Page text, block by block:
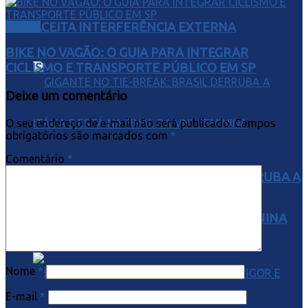
ACEITA INTERFERÊNCIA EXTERNA
GIGANTE NO TIE-BREAK: BRASIL DERRUBA A
ITÁLIA E ESTÁ NA FINAL DA VNL FEMININA
BIKE NO VAGÃO: O GUIA PARA INTEGRAR
CICLISMO E TRANSPORTE PÚBLICO EM SP
Deixe um comentário
O seu endereço de e-mail não será publicado. Campos
obrigatórios são marcados com *
Comentário *
Nome *
E-mail *